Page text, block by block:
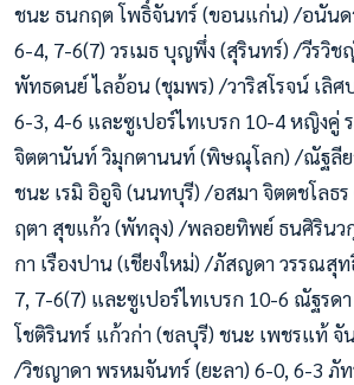
ชนะ ธนกฤต โพธิ์จันทร์ (ขอนแก่น) /อนันด
6-4, 7-6(7) วรเมธ บุญพึ่ง (สุรินทร์) /วีรวิ
พัทธดนย์ ไลอ้อน (ชุมพร) /วาริสโรจน์ เลิศ
6-3, 4-6 และซูเปอร์ไทเบรก 10-4 หญิงคู่
จิตตานันท์ วิมุกตานนท์ (พิษณุโลก) /ณัฐลีย
ชนะ เรมิ อิอูจิ (นนทบุรี) /อสมา จิตตชโลธ
ฤตา สุขแก้ว (พัทลุง) /พลอยทิพย์ ธนศิรินว
กา เรืองปาน (เชียงใหม่) /ภัสญดา วรรณสุ
7, 7-6(7) และซูเปอร์ไทเบรก 10-6 ณัฐรด
โชติรินทร์ แก้วก่า (ชลบุรี) ชนะ เพชรแท้
/วิชญาดา พรหมจันทร์ (ยะลา) 6-0, 6-3 ภั